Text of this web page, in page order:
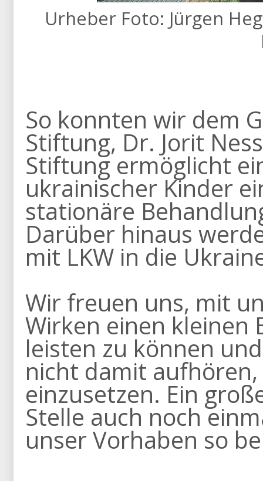
Urheber Foto: Jürgen
So konnten wir dem
Stiftung, Dr. Jorit
Stiftung ermöglicht
ukrainischer Kinder
stationäre
Darüber hinaus
mit LKW in die
Wir freuen uns, mit
Wirken einen kleinen
leisten zu können
nicht damit
einzusetzen. Ein
Stelle auch noch
unser Vorhaben so